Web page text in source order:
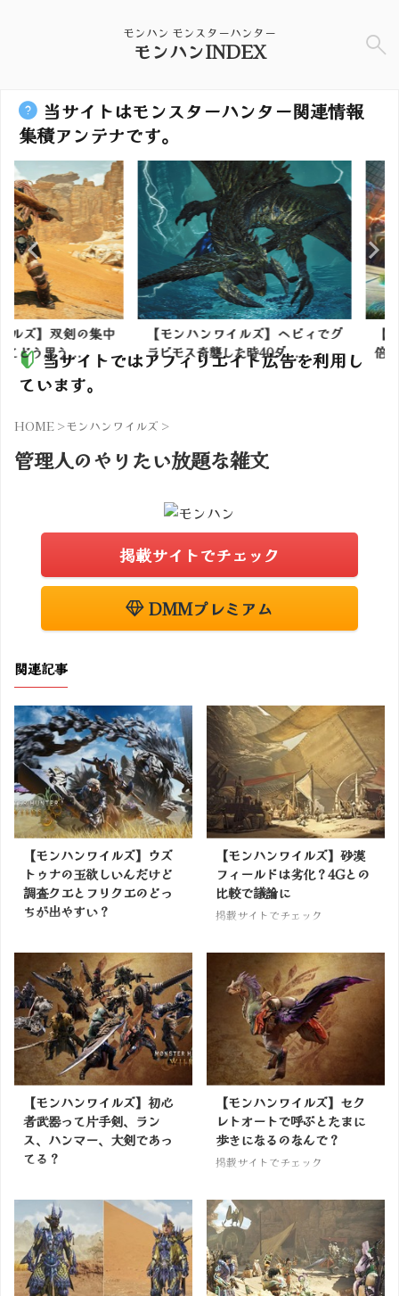
モンハン モンスターハンター
モンハンINDEX
当サイトはモンスターハンター関連情報
集積アンテナです。
剣の集中
う...
【モンハンワイルズ】ヘビィでグ
ラビモス奇襲した時40ダ...
【モンハ
倍貰えた
当サイトではアフィリエイト広告を利用し
ています。
HOME >モンハンワイルズ >
管理人のやりたい放題な雑文
掲載サイトでチェック
DMMプレミアム
関連記事
【モンハンワイルズ】ウズ
トゥナの玉欲しいんだけど
調査クエとフリクエのどっ
ちが出やすい？
【モンハンワイルズ】砂漠
フィールドは劣化？4Gとの
比較で議論に
掲載サイトでチェック
【モンハンワイルズ】初心
者武器って片手剣、ラン
ス、ハンマー、大剣であっ
てる？
【モンハンワイルズ】セク
レトオートで呼ぶとたまに
歩きになるのなんで？
掲載サイトでチェック